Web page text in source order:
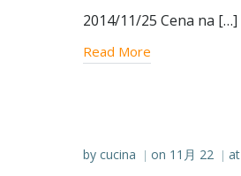
2014/11/25 Cena na […]
Read More
by cucina | on 11月 22 | at